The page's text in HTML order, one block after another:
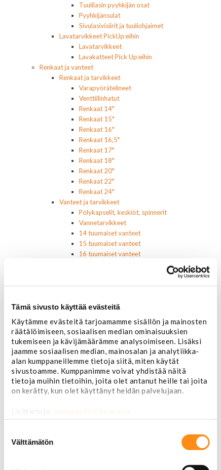
Tämä sivusto käyttää evästeitä
Käytämme evästeitä tarjoamamme sisällön ja mainosten
räätälöimiseen, sosiaalisen median ominaisuuksien
tukemiseen ja kävijämäärämme analysoimiseen. Lisäksi
jaamme sosiaalisen median, mainosalan ja analytiikka-
alan kumppaneillemme tietoja siitä, miten käytät
sivustoamme. Kumppanimme voivat yhdistää näitä
tietoja muihin tietoihin, joita olet antanut heille tai joita
on kerätty, kun olet käyttänyt heidän palvelujaan.
Lisätietoja: jarimaki.fi/tietosuoja
valinta
Välttämätön
Tuulilasin pyyhkijän osat
Pyyhkijänsulat
Sivulasivisiirit ja tuuliohjaimet
Lavatarvikkeet PickUp:eihin
Lavatarvikkeet
Lavakatteet Pick Up:eihin
Renkaat ja vanteet
Renkaat ja tarvikkeet
Varapyörätelineet
Venttiilinhatut
Renkaat 14"
Renkaat 15"
Renkaat 16"
Renkaat 16,5"
Renkaat 17"
Renkaat 18"
Renkaat 20"
Renkaat 22"
Renkaat 24"
Vanteet ja tarvikkeet
Pölykapselit, keskiöt, spinnerit
Vannetarvikkeet
14 tuumaiset vanteet
15 tuumaiset vanteet
16 tuumaiset vanteet
20 tuumaiset vanteet
24 tuumaiset vanteet
Ehosteet
Istuimet ja tarvikkeet
Lattiamatot
Ratit ja ratinpäälliset
Ratinpäälliset
Radioadapterit ja johtosarjat
Muut sisustan osat
Valot ja polttimot